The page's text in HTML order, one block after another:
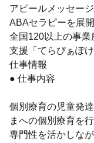
アピールメッセージ
ABAセラピーを展
全国120以上の事
支援「てらぴぁぽけ
仕事情報
● 仕事内容
個別療育の児童発
まへの個別療育を行
専門性を活かしな